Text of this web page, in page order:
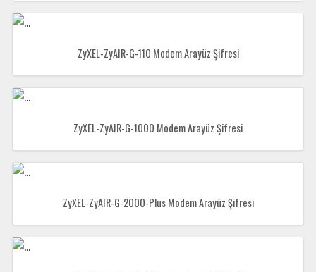
ZyXEL-ZyAIR-G-110 Modem Arayüz Şifresi
ZyXEL-ZyAIR-G-1000 Modem Arayüz Şifresi
ZyXEL-ZyAIR-G-2000-Plus Modem Arayüz Şifresi